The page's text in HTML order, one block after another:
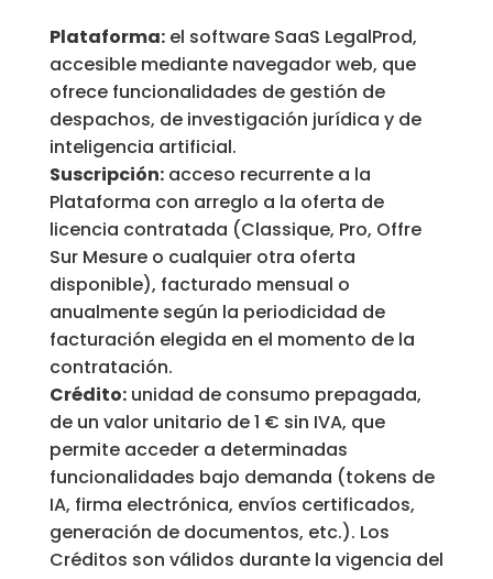
Plataforma:el software SaaS LegalProd,
accesible mediante navegador web, que
ofrece funcionalidades de gestión de
despachos, de investigación jurídica y de
inteligencia artificial.
Suscripción:acceso recurrente a la
Plataforma con arreglo a la oferta de
licencia contratada (Classique, Pro, Offre
Sur Mesure o cualquier otra oferta
disponible), facturado mensual o
anualmente según la periodicidad de
facturación elegida en el momento de la
contratación.
Crédito:unidad de consumo prepagada,
de un valor unitario de 1 € sin IVA, que
permite acceder a determinadas
funcionalidades bajo demanda (tokens de
IA, firma electrónica, envíos certificados,
generación de documentos, etc.). Los
Créditos son válidos durante la vigencia del